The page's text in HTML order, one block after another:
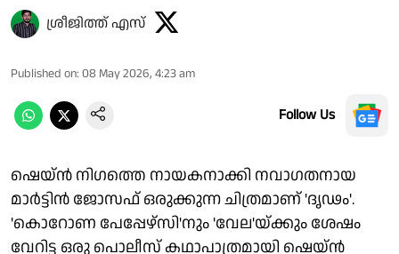
ശ്രീജിത്ത് എസ്
Published on: 08 May 2026, 4:23 am
Follow Us
ഷെയ്‌ൻ നിഗത്തെ നായകനാക്കി നവാഗതനായ
മാർട്ടിൻ ജോസഫ് ഒരുക്കുന്ന ചിത്രമാണ് 'ദൃഢം'.
'കൊറോണ പേപ്പേഴ്സി'നും 'വേല'യ്ക്കും ശേഷം
വേറിട്ട ഒരു പൊലീസ് കഥാപാത്രമായി ഷെയ്ൻ